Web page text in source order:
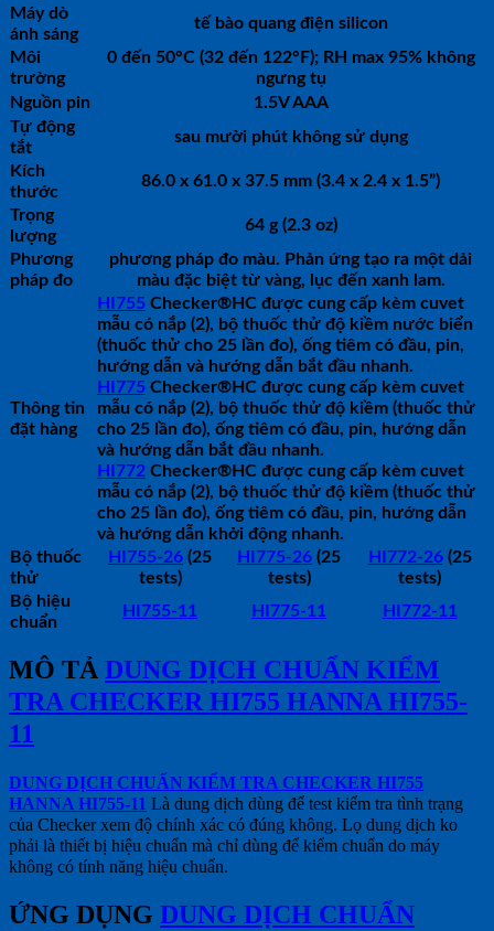
Máy dò
ánh sáng
tế bào quang điện silicon
Môi
trường
0 đến 50°C (32 đến 122°F); RH max 95% không
ngưng tụ
Nguồn pin
1.5V AAA
Tự động
tắt
sau mười phút không sử dụng
Kích
thước
86.0 x 61.0 x 37.5 mm (3.4 x 2.4 x 1.5”)
Trọng
lượng
64 g (2.3 oz)
Phương
pháp đo
phương pháp đo màu. Phản ứng tạo ra một dải
màu đặc biệt từ vàng, lục đến xanh lam.
Thông tin
đặt hàng
HI755 Checker®HC được cung cấp kèm cuvet
mẫu có nắp (2), bộ thuốc thử độ kiềm nước biển
(thuốc thử cho 25 lần đo), ống tiêm có đầu, pin,
hướng dẫn và hướng dẫn bắt đầu nhanh.
HI775 Checker®HC được cung cấp kèm cuvet
mẫu có nắp (2), bộ thuốc thử độ kiềm (thuốc thử
cho 25 lần đo), ống tiêm có đầu, pin, hướng dẫn
và hướng dẫn bắt đầu nhanh.
HI772 Checker®HC được cung cấp kèm cuvet
mẫu có nắp (2), bộ thuốc thử độ kiềm (thuốc thử
cho 25 lần đo), ống tiêm có đầu, pin, hướng dẫn
và hướng dẫn khởi động nhanh.
Bộ thuốc
thử
HI755-26 (25
tests)
HI775-26 (25
tests)
HI772-26(25
tests)
Bộ hiệu
chuẩn
HI755-11 HI775-11 HI772-11
MÔ TẢ DUNG DỊCH CHUẨN KIỂM
TRA CHECKER HI755 HANNA HI755-
11
DUNG DỊCH CHUẨN KIỂM TRA CHECKER HI755
HANNA HI755-11 Là dung dịch dùng để test kiểm tra tình trạng
của Checker xem độ chính xác có đúng không. Lọ dung dịch ko
phải là thiết bị hiệu chuẩn mà chỉ dùng để kiểm chuẩn do máy
không có tính năng hiệu chuẩn.
ỨNG DỤNG DUNG DỊCH CHUẨN